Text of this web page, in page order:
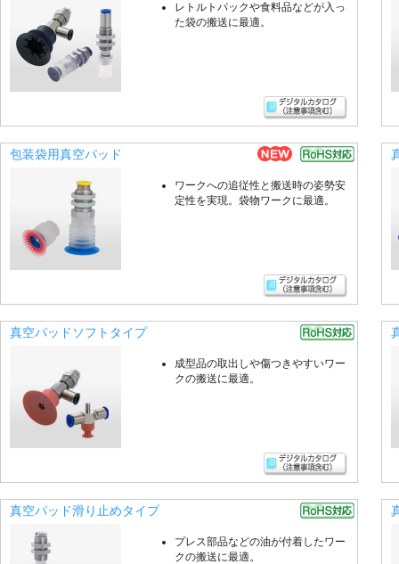
レトルトパックや食料品などが入っ
た袋の搬送に最適。
包装袋用真空パッド
ワークへの追従性と搬送時の姿勢安
定性を実現。袋物ワークに最適。
真空パッドソフトタイプ
成型品の取出しや傷つきやすいワー
クの搬送に最適。
真空パッド滑り止めタイプ
プレス部品などの油が付着したワー
クの搬送に最適。